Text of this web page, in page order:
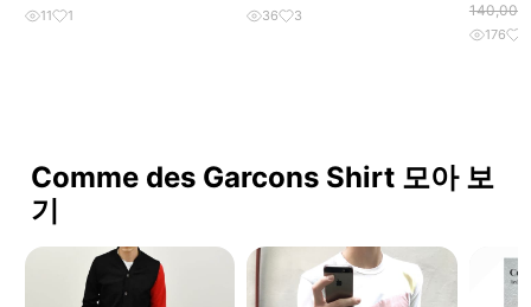
11 1 36 3 140,000
176
Comme des Garcons Shirt 모아 보
기